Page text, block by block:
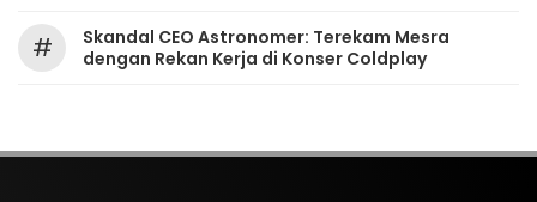
#
Skandal CEO Astronomer: Terekam Mesra
dengan Rekan Kerja di Konser Coldplay